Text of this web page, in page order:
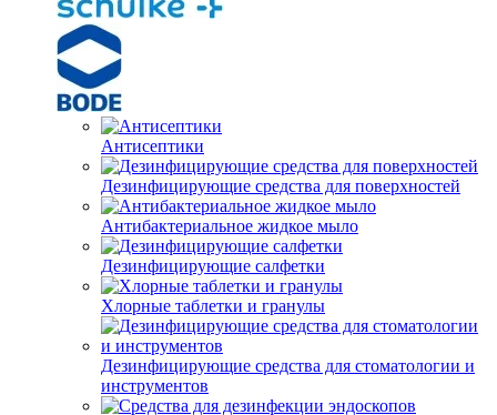
Антисептики
Дезинфицирующие средства для поверхностей
Антибактериальное жидкое мыло
Дезинфицирующие салфетки
Хлорные таблетки и гранулы
Дезинфицирующие средства для стоматологии и
инструментов